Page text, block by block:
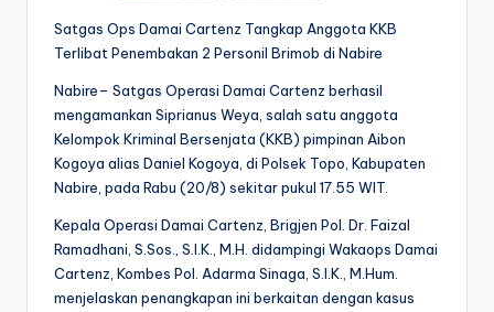
Satgas Ops Damai Cartenz Tangkap Anggota KKB
Terlibat Penembakan 2 Personil Brimob di Nabire
Nabire– Satgas Operasi Damai Cartenz berhasil
mengamankan Siprianus Weya, salah satu anggota
Kelompok Kriminal Bersenjata (KKB) pimpinan Aibon
Kogoya alias Daniel Kogoya, di Polsek Topo, Kabupaten
Nabire, pada Rabu (20/8) sekitar pukul 17.55 WIT.
Kepala Operasi Damai Cartenz, Brigjen Pol. Dr. Faizal
Ramadhani, S.Sos., S.I.K., M.H. didampingi Wakaops Damai
Cartenz, Kombes Pol. Adarma Sinaga, S.I.K., M.Hum.
menjelaskan penangkapan ini berkaitan dengan kasus